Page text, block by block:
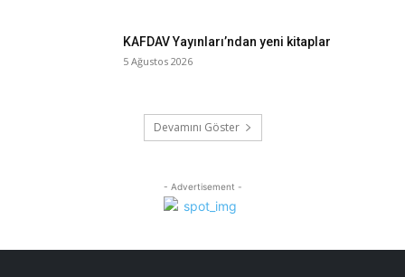
KAFDAV Yayınları’ndan yeni kitaplar
5 Ağustos 2026
Devamını Göster
- Advertisement -